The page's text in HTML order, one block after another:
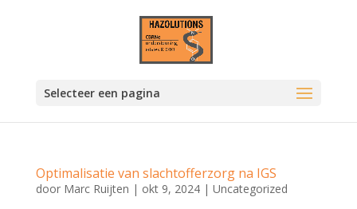
Selecteer een pagina
Optimalisatie van slachtofferzorg na IGS
door Marc Ruijten | okt 9, 2024| Uncategorized